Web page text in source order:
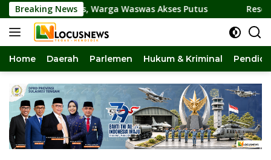
Langsung
ke
konten
Breaking News
Warga Waswas Akses Putus Reses di Torue
Home Daerah Parlemen Hukum & Kriminal